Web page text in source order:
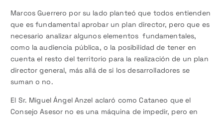
Marcos Guerrero por su lado planteó que todos entienden
que es fundamental aprobar un plan director, pero que es
necesario analizar algunos elementos fundamentales,
como la audiencia pública, o la posibilidad de tener en
cuenta el resto del territorio para la realización de un plan
director general, más allá de si los desarrolladores se
suman o no.
El Sr. Miguel Ángel Anzel aclaró como Cataneo que el
Consejo Asesor no es una máquina de impedir, pero en